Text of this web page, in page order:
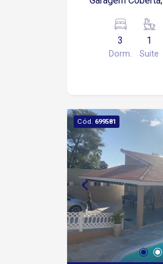
3
Dorm.
1
Suite
Cód. 699581